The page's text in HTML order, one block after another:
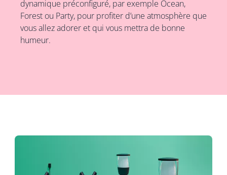
dynamique préconfiguré, par exemple Ocean,
Forest ou Party, pour profiter d’une atmosphère que
vous allez adorer et qui vous mettra de bonne
humeur.